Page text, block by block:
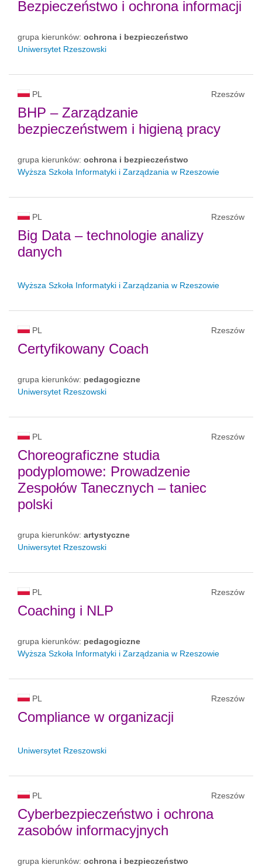
Bezpieczeństwo i ochrona informacji
grupa kierunków: ochrona i bezpieczeństwo
Uniwersytet Rzeszowski
PL Rzeszów
BHP – Zarządzanie
bezpieczeństwem i higieną pracy
grupa kierunków: ochrona i bezpieczeństwo
Wyższa Szkoła Informatyki i Zarządzania w Rzeszowie
PL Rzeszów
Big Data – technologie analizy
danych
Wyższa Szkoła Informatyki i Zarządzania w Rzeszowie
PL Rzeszów
Certyfikowany Coach
grupa kierunków: pedagogiczne
Uniwersytet Rzeszowski
PL Rzeszów
Choreograficzne studia
podyplomowe: Prowadzenie
Zespołów Tanecznych – taniec
polski
grupa kierunków: artystyczne
Uniwersytet Rzeszowski
PL Rzeszów
Coaching i NLP
grupa kierunków: pedagogiczne
Wyższa Szkoła Informatyki i Zarządzania w Rzeszowie
PL Rzeszów
Compliance w organizacji
Uniwersytet Rzeszowski
PL Rzeszów
Cyberbezpieczeństwo i ochrona
zasobów informacyjnych
grupa kierunków: ochrona i bezpieczeństwo